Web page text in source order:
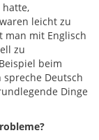
hatte,
leicht zu
man mit Englisch
zu
beim
Deutsch
Dinge